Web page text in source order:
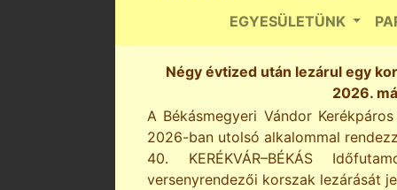
EGYESÜLETÜNK
Négy évtized után lezárul egy
2026.
A Békásmegyeri Vándor
2026-ban utolsó alkalommal
40. KERÉKVÁR–BÉKÁS
versenyrendezői korszak lezárását